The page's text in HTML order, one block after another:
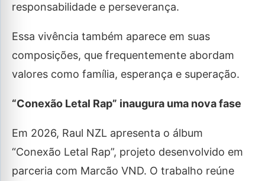
responsabilidade e perseverança.
Essa vivência também aparece em suas
composições, que frequentemente abordam
valores como família, esperança e superação.
“Conexão Letal Rap” inaugura uma nova fase
Em 2026, Raul NZL apresenta o álbum
“Conexão Letal Rap”, projeto desenvolvido em
parceria com Marcão VND. O trabalho reúne